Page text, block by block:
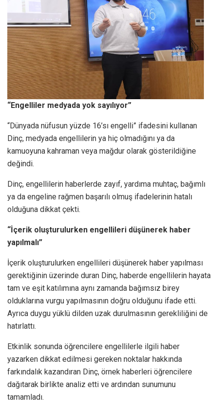
“Engelliler medyada yok sayılıyor”
“Dünyada nüfusun yüzde 16’sı engelli” ifadesini kullanan
Dinç, medyada engellilerin ya hiç olmadığını ya da
kamuoyuna kahraman veya mağdur olarak gösterildiğine
değindi.
Dinç, engellilerin haberlerde zayıf, yardıma muhtaç, bağımlı
ya da engeline rağmen başarılı olmuş ifadelerinin hatalı
olduğuna dikkat çekti.
“İçerik oluşturulurken engellileri düşünerek haber
yapılmalı”
İçerik oluşturulurken engellileri düşünerek haber yapılması
gerektiğinin üzerinde duran Dinç, haberde engellilerin hayata
tam ve eşit katılımına aynı zamanda bağımsız birey
olduklarına vurgu yapılmasının doğru olduğunu ifade etti.
Ayrıca duygu yüklü dilden uzak durulmasının gerekliliğini de
hatırlattı.
Etkinlik sonunda öğrencilere engellilerle ilgili haber
yazarken dikkat edilmesi gereken noktalar hakkında
farkındalık kazandıran Dinç, örnek haberleri öğrencilere
dağıtarak birlikte analiz etti ve ardından sunumunu
tamamladı.